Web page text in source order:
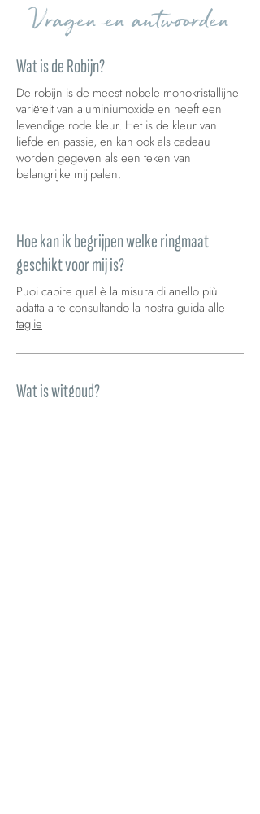
Vragen en antwoorden
Wat is de Robijn?
De robijn is de meest nobele monokristallijne
variëteit van aluminiumoxide en heeft een
levendige rode kleur. Het is de kleur van
liefde en passie, en kan ook als cadeau
worden gegeven als een teken van
belangrijke mijlpalen.
Hoe kan ik begrijpen welke ringmaat
geschikt voor mij is?
Puoi capire qual è la misura di anello più
adatta a te consultando la nostra guida alle
taglie
Wat is witgoud?